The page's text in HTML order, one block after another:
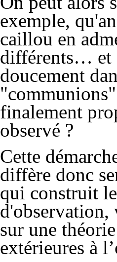
exemple,
caillou en
différents… et
doucement
finalement
observé ?
Cette
diffère donc
qui construit
d'observation,
sur une
extérieures à